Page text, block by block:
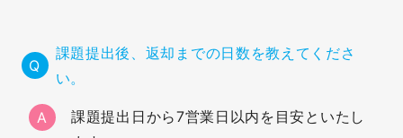
課題提出後、返却までの日数を教えてくださ
い。
A
課題提出日から7営業日以内を目安といたし